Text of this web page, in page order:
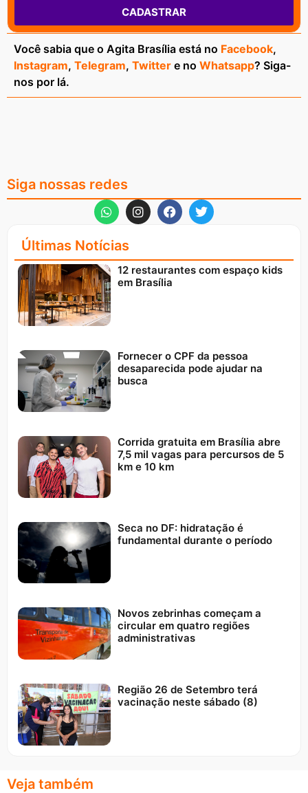
CADASTRAR
Você sabia que o Agita Brasília está no Facebook,
Instagram, Telegram, Twitter e no Whatsapp? Siga-
nos por lá.
Siga nossas redes
Últimas Notícias
12 restaurantes com espaço kids
em Brasília
Fornecer o CPF da pessoa
desaparecida pode ajudar na
busca
Corrida gratuita em Brasília abre
7,5 mil vagas para percursos de 5
km e 10 km
Seca no DF: hidratação é
fundamental durante o período
Novos zebrinhas começam a
circular em quatro regiões
administrativas
Região 26 de Setembro terá
vacinação neste sábado (8)
Veja também